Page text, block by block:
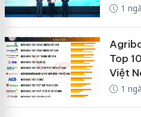
1
Top
Việt
1